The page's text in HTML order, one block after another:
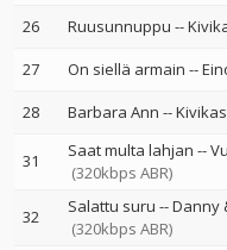
26 Ruusunnuppu --
27
On siellä armain --
28
Barbara Ann --
31 Saat multa lahjan --
(320kbps ABR)
32 Salattu suru --Danny
(320kbps ABR)